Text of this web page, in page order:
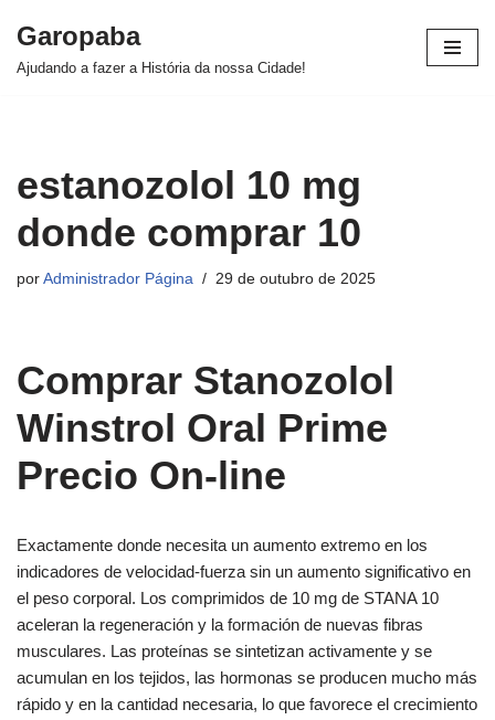
Pular
Garopaba
Ajudando a fazer a História da nossa Cidade!
estanozolol 10 mg
donde comprar 10
por Administrador Página 29 de outubro de 2025
Comprar Stanozolol
Winstrol Oral Prime
Precio On-line
Exactamente donde necesita un aumento extremo en los
indicadores de velocidad-fuerza sin un aumento significativo en
el peso corporal. Los comprimidos de 10 mg de STANA 10
aceleran la regeneración y la formación de nuevas fibras
musculares. Las proteínas se sintetizan activamente y se
acumulan en los tejidos, las hormonas se producen mucho más
rápido y en la cantidad necesaria, lo que favorece el crecimiento